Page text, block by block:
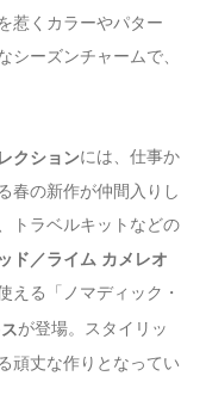
惹くカラーやパター
シーズンチャームで、
クションには、仕事か
春の新作が仲間入りし
トラベルキットなどの
ド／ライム カメレオ
える「ノマディック・
が登場。スタイリッ
頑丈な作りとなってい